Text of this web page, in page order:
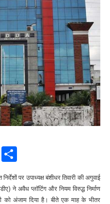
Messenger
पर उपाध्यक्ष बंशीधर तिवारी की अगुवाई
ने अवैध प्लॉटिंग और नियम विरुद्ध निर्माण
अंजाम दिया है। बीते एक माह के भीतर